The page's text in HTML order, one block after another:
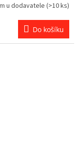
u dodavatele(>10 ks)
Do košíku